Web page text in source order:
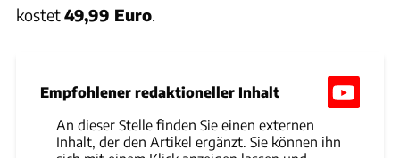
kostet49,99 Euro.
Empfohlener redaktioneller Inhalt
An dieser Stelle finden Sie einen externen
Inhalt, der den Artikel ergänzt. Sie können ihn